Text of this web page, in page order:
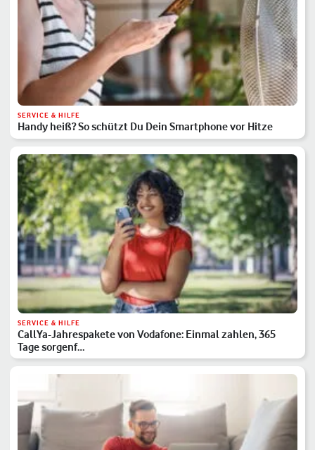
SERVICE & HILFE
Handy heiß? So schützt Du Dein Smartphone vor Hitze
SERVICE & HILFE
CallYa-Jahrespakete von Vodafone: Einmal zahlen, 365
Tage sorgenf…